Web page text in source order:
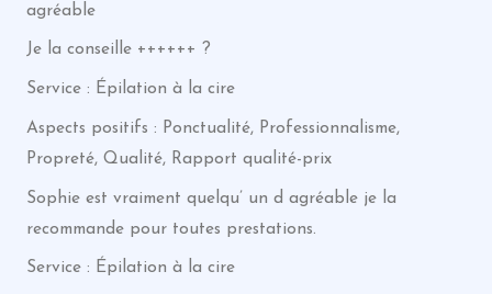
agréable
Je la conseille ++++++ ?
Service : Épilation à la cire
Aspects positifs : Ponctualité, Professionnalisme,
Propreté, Qualité, Rapport qualité-prix
Sophie est vraiment quelqu’ un d agréable je la
recommande pour toutes prestations.
Service : Épilation à la cire